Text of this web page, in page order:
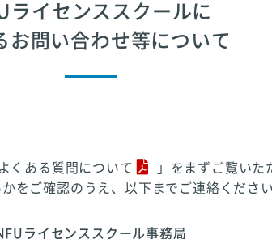
ライセンススクールに
お問い合わせ等について
よくある質問について
」をまずご覧いた
をご確認のうえ、以下までご連絡ください
ライセンススクール事務局